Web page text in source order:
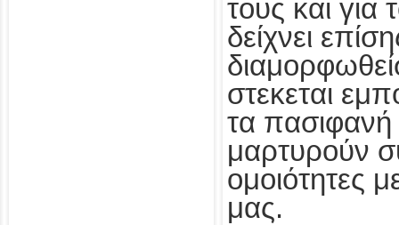
τους και
δείχνει
στεκεται
τα πασιφανή
μαρτυρούν
ομοιότητες
μας.